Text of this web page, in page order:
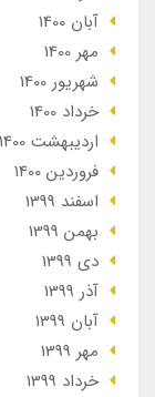
آبان 1400
مهر 1400
شهریور 1400
خرداد 1400
ارديبهشت 1400
فروردین 1400
اسفند 1399
بهمن 1399
دی 1399
آذر 1399
آبان 1399
مهر 1399
خرداد 1399